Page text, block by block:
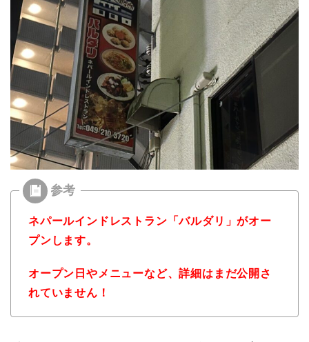
ネパールインドレストラン「バルダリ」がオー
プンします。
オープン日やメニューなど、詳細はまだ公開さ
れていません！